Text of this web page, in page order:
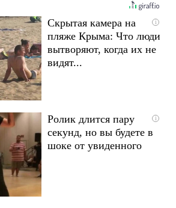
i
Скрытая камера на
пляже Крыма: Что люди
вытворяют, когда их не
видят...
i
Ролик длится пару
секунд, но вы будете в
шоке от увиденного